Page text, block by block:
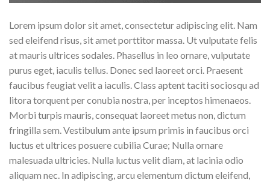
Lorem ipsum dolor sit amet, consectetur adipiscing elit. Nam
sed eleifend risus, sit amet porttitor massa. Ut vulputate felis
at mauris ultrices sodales. Phasellus in leo ornare, vulputate
purus eget, iaculis tellus. Donec sed laoreet orci. Praesent
faucibus feugiat velit a iaculis. Class aptent taciti sociosqu ad
litora torquent per conubia nostra, per inceptos himenaeos.
Morbi turpis mauris, consequat laoreet metus non, dictum
fringilla sem. Vestibulum ante ipsum primis in faucibus orci
luctus et ultrices posuere cubilia Curae; Nulla ornare
malesuada ultricies. Nulla luctus velit diam, at lacinia odio
aliquam nec. In adipiscing, arcu elementum dictum eleifend,